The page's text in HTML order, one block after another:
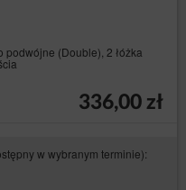
Gości
materialną za wszelkie
osób im towarzyszących.
podwójne (Double), 2 łóżka
336,00 zł
w wybranym terminie):